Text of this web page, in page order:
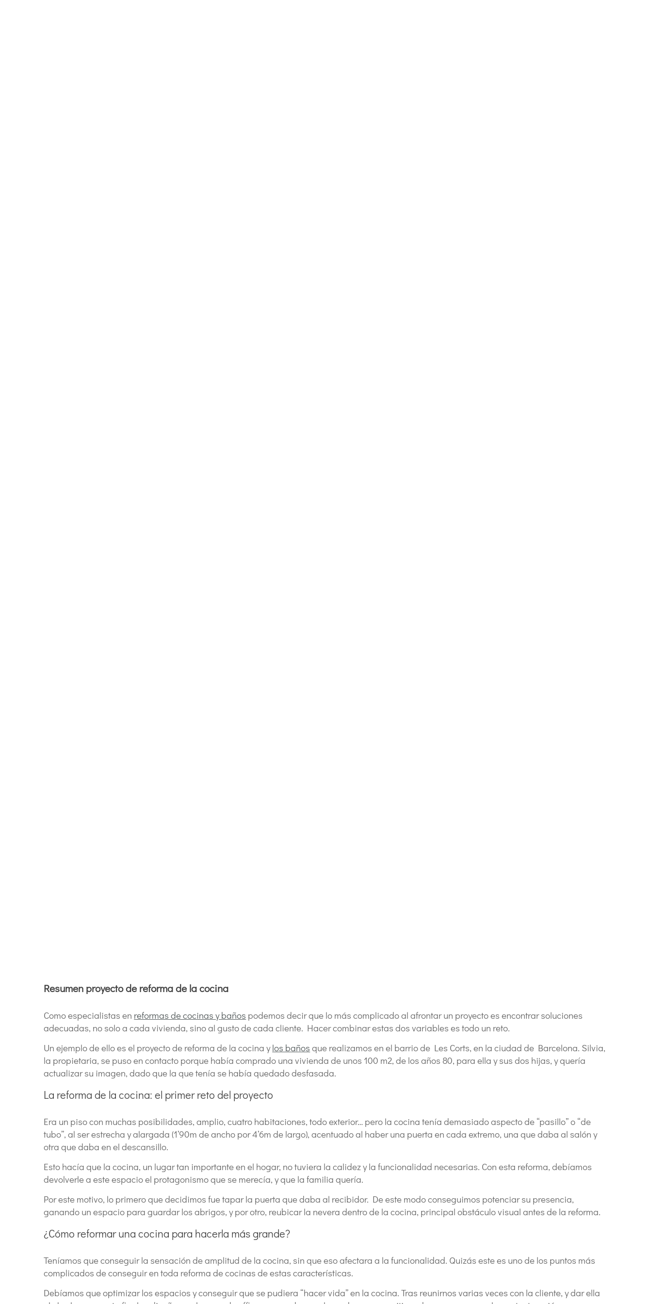
Resumen proyecto de reforma de la cocina
Como especialistas en reformas de cocinas y baños podemos decir que lo más complicado al afrontar un proyecto es encontrar soluciones
adecuadas, no solo a cada vivienda, sino al gusto de cada cliente. Hacer combinar estas dos variables es todo un reto.
Un ejemplo de ello es el proyecto de reforma de la cocina ylos baños que realizamos en el barrio de Les Corts, en la ciudad de Barcelona. Silvia,
la propietaria, se puso en contacto porque había comprado una vivienda de unos 100 m2, de los años 80, para ella y sus dos hijas, y quería
actualizar su imagen, dado que la que tenía se había quedado desfasada.
La reforma de la cocina: el primer reto del proyecto
Era un piso con muchas posibilidades, amplio, cuatro habitaciones, todo exterior… pero la cocina tenía demasiado aspecto de “pasillo” o “de
tubo”, al ser estrecha y alargada (1’90m de ancho por 4’6m de largo), acentuado al haber una puerta en cada extremo, una que daba al salón y
otra que daba en el descansillo.
Esto hacía que la cocina, un lugar tan importante en el hogar, no tuviera la calidez y la funcionalidad necesarias. Con esta reforma, debíamos
devolverle a este espacio el protagonismo que se merecía, y que la familia quería.
Por este motivo, lo primero que decidimos fue tapar la puerta que daba al recibidor. De este modo conseguimos potenciar su presencia,
ganando un espacio para guardar los abrigos, y por otro, reubicar la nevera dentro de la cocina, principal obstáculo visual antes de la reforma.
¿Cómo reformar una cocina para hacerla más grande?
Teníamos que conseguir la sensación de amplitud de la cocina, sin que eso afectara a la funcionalidad. Quizás este es uno de los puntos más
complicados de conseguir en toda reforma de cocinas de estas características.
Debíamos que optimizar los espacios y conseguir que se pudiera “hacer vida” en la cocina. Tras reunirnos varias veces con la cliente, y dar ella